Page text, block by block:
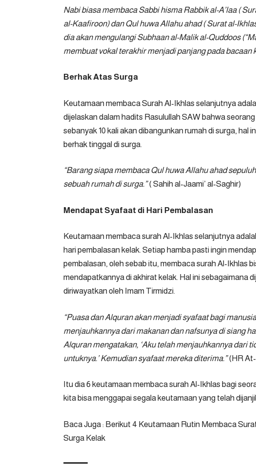
Nabi biasa membaca Sabbi hisma Rabbik al-A’laa (
al-Kaafiroon) dan Qul huwa Allahu ahad ( Surat al-
dia akan mengulangi Subhaan al-Malik al-Quddoos
membuat vokal terakhir menjadi panjang pada bacaan
Berhak Atas Surga
Keutamaan membaca Surah Al-Ikhlas selanjutnya
dijelaskan dalam hadits Rasulullah SAW bahwa
sebanyak 10 kali akan dibangunkan rumah di surga, hal
berhak tinggal di surga.
“Barang siapa membaca Qul huwa Allahu ahad
sebuah rumah di surga.”( Sahih al-Jaami’ al-Saghir)
Mendapat Syafaat di Hari Pembalasan
Keutamaan membaca surah Al-Ikhlas selanjutnya
hari pembalasan kelak. Setiap hamba pasti ingin
pembalasan, oleh sebab itu, membaca surah Al-Ikhlas
mendapatkannya di akhirat kelak. Hal ini sebagaimana
diriwayatkan oleh Imam Tirmidzi.
“Puasa dan Alquran akan menjadi syafaat bagi
menjauhkannya dari makanan dan nafsunya di siang
Alquran mengatakan, ‘Aku telah menjauhkannya dari
untuknya.’ Kemudian syafaat mereka diterima.”(HR
Itu dia 6 keutamaan membaca surah Al-Ikhlas bagi
kita bisa menggapai segala keutamaan yang telah
Baca Juga : Berikut 4 Keutamaan Rutin Membaca
Surga Kelak